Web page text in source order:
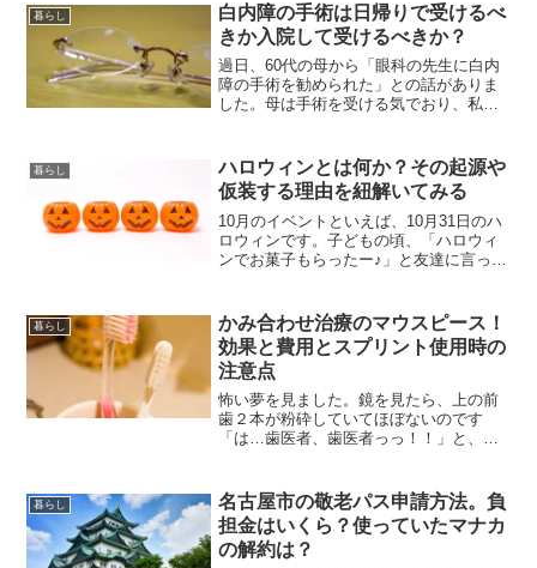
暮らし
白内障の手術は日帰りで受けるべ
きか入院して受けるべきか？
過日、60代の母から「眼科の先生に白内
障の手術を勧められた」との話がありま
した。母は手術を受ける気でおり、私も
「白内障の手術は日帰りで受けようと思
う」と言い、私は、 「手術は手術なんだ
し、身体を休めるためにも入院して受け
た方がいいよ」と言いました。母と私は
お互いに「うーん」と考え込み、そもそ
も日帰りと入院の違いって何だろう？
に白内障手術経験者がいるだろうから、
経験談を聞いてみたら？ということにな
りました。
暮らし
ハロウィンとは何か？その起源や
仮装する理由を紐解いてみる
10月のイベントといえば、10月31日のハ
ロウィンです。子どもの頃、「ハロウィ
ンでお菓子もらったー♪」と友達に言って
いえば「仮装の日」というイメージです
が、そもそものハロウィンというのは、
いったいどういうものだったのでしょう
か？
暮らし
かみ合わせ治療のマウスピース！
効果と費用とスプリント使用時の
注意点
怖い夢を見ました。鏡を見たら、上の前
歯２本が粉砕していてほぼないのです
「は…歯医者、歯医者っっ！！」と、必
善の為にマウスピースデビューをしてか
ら2度目の検診。自身の噛み締め改善のた
めにも、マウスピースの効果・費用・注
意点をここにまとめておきます。
暮らし
名古屋市の敬老パス申請方法。負
担金はいくら？使っていたマナカ
の解約は？